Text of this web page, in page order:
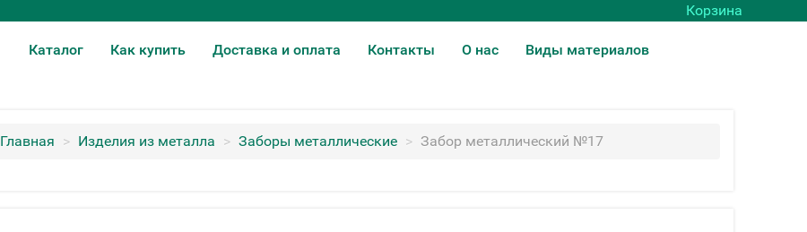
Корзина
Каталог Как купить Доставка и оплата Контакты О нас Виды материалов
Главная > Изделия из металла > Заборы металлические > Забор металлический №17